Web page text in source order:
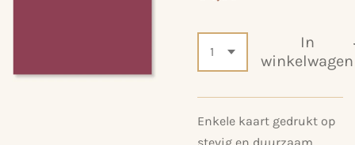
In
winkelwagen
Enkele kaart gedrukt op